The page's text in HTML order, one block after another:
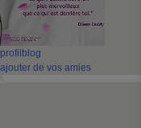
profil blog
ajouter de vos amies